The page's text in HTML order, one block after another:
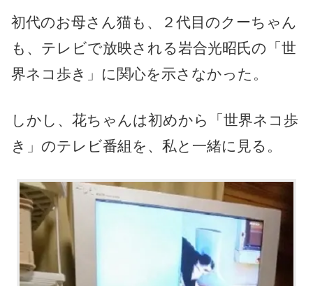
初代のお母さん猫も、２代目のクーちゃん
も、テレビで放映される岩合光昭氏の「世
界ネコ歩き」に関心を示さなかった。
しかし、花ちゃんは初めから「世界ネコ歩
き」のテレビ番組を、私と一緒に見る。